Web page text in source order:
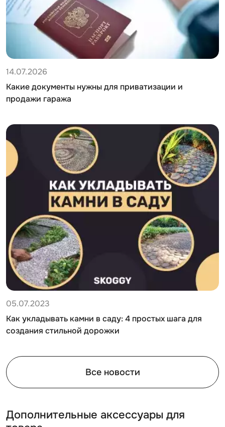
14.07.2026
Какие документы нужны для приватизации и
продажи гаража
05.07.2023
Как укладывать камни в саду: 4 простых шага для
создания стильной дорожки
Все новости
Дополнительные аксессуары для